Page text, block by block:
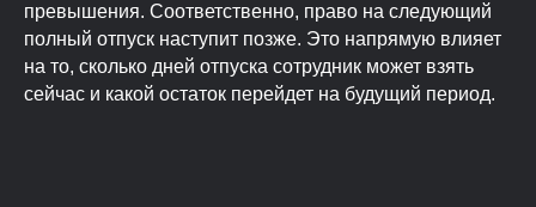
превышения. Соответственно, право на следующий
полный отпуск наступит позже. Это напрямую влияет
на то, сколько дней отпуска сотрудник может взять
сейчас и какой остаток перейдет на будущий период.